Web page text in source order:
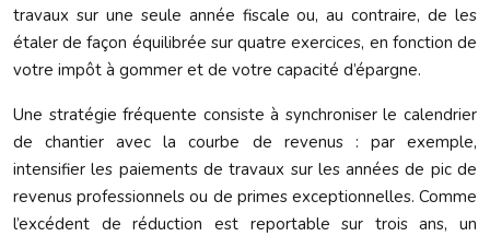
travaux sur une seule année fiscale ou, au contraire, de les
étaler de façon équilibrée sur quatre exercices, en fonction de
votre impôt à gommer et de votre capacité d’épargne.
Une stratégie fréquente consiste à synchroniser le calendrier
de chantier avec la courbe de revenus : par exemple,
intensifier les paiements de travaux sur les années de pic de
revenus professionnels ou de primes exceptionnelles. Comme
l’excédent de réduction est reportable sur trois ans, un